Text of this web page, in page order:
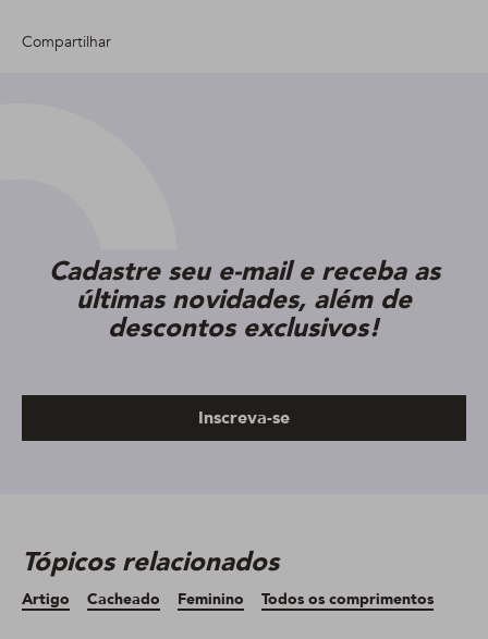
Compartilhar
Cadastre seu e-mail e receba as
últimas novidades, além de
descontos exclusivos!
Inscreva-se
Tópicos relacionados
Artigo Cacheado Feminino Todos os comprimentos